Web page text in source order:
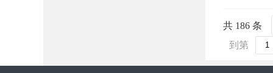
共 186 条
到第